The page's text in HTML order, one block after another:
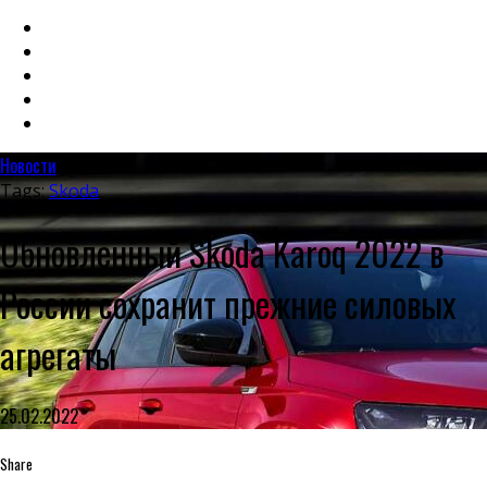
Новости
Tags:Skoda
Обновленный Skoda Karoq 2022 в
России сохранит прежние силовых
агрегаты
25.02.2022
Share